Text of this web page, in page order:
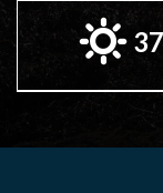
possibile vedere i
reperti ceramici e
secolo d.c.
normativeper